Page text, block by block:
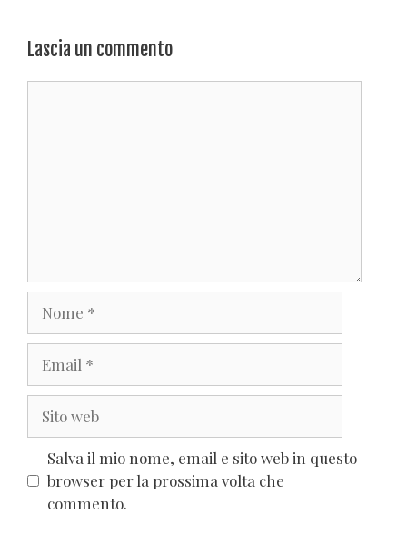
Lascia un commento
web
Salva il mio nome, email e sito web in questo
browser per la prossima volta che
commento.